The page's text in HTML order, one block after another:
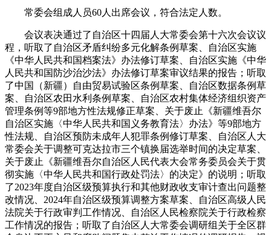
常委会组成人员60人出席会议，符合法定人数。
会议表决通过了自治区十四届人大常委会第十六次会议议
程，听取了自治区矛盾纠纷多元化解条例草案、自治区实施
《中华人民共和国档案法》办法修订草案、自治区实施《中华
人民共和国防沙治沙法》办法修订草案审议结果的报告；听取
了中国（新疆）自由贸易试验区条例草案、自治区数据条例草
案、自治区农田水利条例草案、自治区农村集体经济组织资产
管理条例等9部地方性法规修正草案、关于废止《新疆维吾尔
自治区实施〈中华人民共和国义务教育法〉办法》等9部地方
性法规、自治区预防未成年人犯罪条例修订草案、自治区人大
常委会关于调整可克达拉市三个镇换届选举时间的决定草案、
关于废止《新疆维吾尔自治区人民代表大会常务委员会关于贯
彻实施〈中华人民共和国行政处罚法〉的决定》的说明；听取
了2023年度自治区级预算执行和其他财政收支审计查出问题整
改情况、2024年自治区级预算调整方案草案、自治区高级人民
法院关于行政审判工作情况、自治区人民检察院关于行政检察
工作情况的报告；听取了自治区人大常委会调研组关于全区群